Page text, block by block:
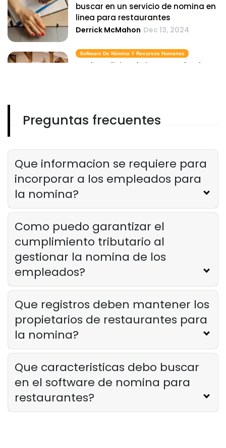
buscar en un servicio de nomina en
linea para restaurantes
Derrick McMahon Dec 13, 2024
Software De Nómina Y Recursos Humanos
Los beneficios de integrar el software
Sistema De Nómina En Línea Para Restaurante
restaurantes
Derrick McMahon Dec 13, 2024
Preguntas frecuentes
Que informacion se requiere para
incorporar a los empleados para
la nomina?
Como puedo garantizar el
cumplimiento tributario al
gestionar la nomina de los
empleados?
Que registros deben mantener los
propietarios de restaurantes para
la nomina?
Que caracteristicas debo buscar
en el software de nomina para
restaurantes?